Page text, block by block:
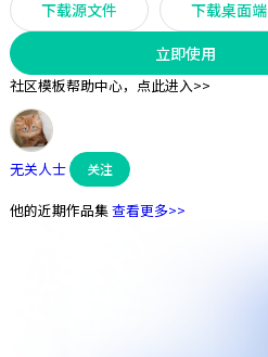
下载源文件
下载桌面端
立即使用
社区模板帮助中心， 点此进入>>
无关人士 关注
他的近期作品集查看更多>>